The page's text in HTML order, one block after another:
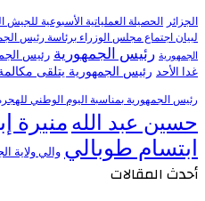
الجزائر الحصيلة العملياتية الأسبوعية
لبيان اجتماع مجلس الوزراء برئاسة رئيس
الجمهورية رئيس الجمهورية رئيس
غدا الأحد رئيس الجمهورية يتلقى
رئيس الجمهورية بمناسبة اليوم الوطني
حسين عبد الله منيرة
ابتسام طوبالي والي ولاية
أحدث المقالات